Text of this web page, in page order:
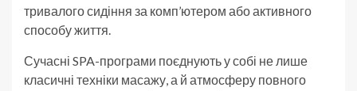
тривалого сидіння за комп’ютером або активного
способу життя.
Сучасні SPA-програми поєднують у собі не лише
класичні техніки масажу, а й атмосферу повного